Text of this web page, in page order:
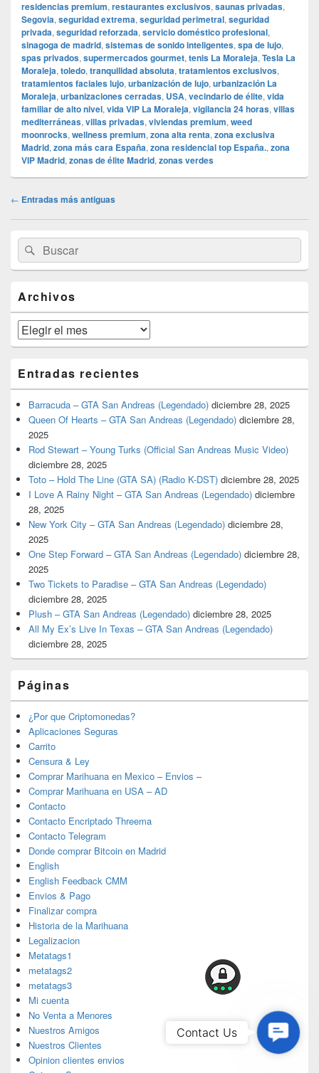
residencias premium, restaurantes exclusivos, saunas privadas,
Segovia, seguridad extrema, seguridad perimetral, seguridad
privada, seguridad reforzada, servicio doméstico profesional,
sinagoga de madrid, sistemas de sonido inteligentes, spa de lujo,
spas privados, supermercados gourmet, tenis La Moraleja, Tesla La
Moraleja, toledo, tranquilidad absoluta, tratamientos exclusivos,
tratamientos faciales lujo, urbanización de lujo, urbanización La
Moraleja, urbanizaciones cerradas, USA, vecindario de élite, vida
familiar de alto nivel, vida VIP La Moraleja, vigilancia 24 horas, villas
mediterráneas, villas privadas, viviendas premium, weed
moonrocks, wellness premium, zona alta renta, zona exclusiva
Madrid, zona más cara España, zona residencial top España., zona
VIP Madrid, zonas de élite Madrid, zonas verdes
Navegación
← Entradas más antiguas
área
de
widget
lateral
primaria
Buscar
por:
Buscar
Archivos
Archivos
Entradas recientes
Barracuda – GTA San Andreas (Legendado) diciembre 28, 2025
Queen Of Hearts – GTA San Andreas (Legendado) diciembre 28,
2025
Rod Stewart – Young Turks (Official San Andreas Music Video)
diciembre 28, 2025
Toto – Hold The Line (GTA SA) (Radio K-DST) diciembre 28, 2025
I Love A Rainy Night – GTA San Andreas (Legendado) diciembre
28, 2025
New York City – GTA San Andreas (Legendado) diciembre 28,
2025
One Step Forward – GTA San Andreas (Legendado) diciembre 28,
2025
Two Tickets to Paradise – GTA San Andreas (Legendado)
diciembre 28, 2025
Plush – GTA San Andreas (Legendado) diciembre 28, 2025
All My Ex’s Live In Texas – GTA San Andreas (Legendado)
diciembre 28, 2025
Páginas
¿Por que Criptomonedas?
Aplicaciones Seguras
Carrito
Censura & Ley
Comprar Marihuana en Mexico – Envios –
Comprar Marihuana en USA – AD
Contacto
Contacto Encriptado Threema
Contacto Telegram
Donde comprar Bitcoin en Madrid
English
English Feedback CMM
Envios & Pago
Finalizar compra
Historia de la Marihuana
Legalizacion
Metatags1
metatags2
metatags3
Mi cuenta
No Venta a Menores
Nuestros Amigos
Nuestros Clientes
Opinion clientes envios
Us
Contact Us